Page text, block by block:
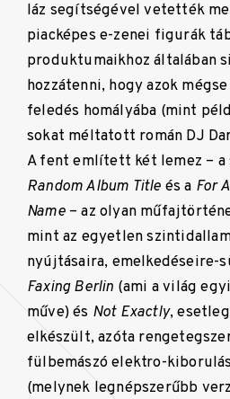
láz segítségével vetették
piacképes e-zenei figurák
produktumaikhoz általában
hozzátenni, hogy azok
feledés homályába (mint
sokat méltatott román DJ
A fent említett két lemez – a
Random Album Title és a For
Name– az olyan
mint az egyetlen
nyújtásaira, emelkedéseire-
Faxing Berlin (ami a világ
műve) és Not Exactly,
elkészült, azóta
fülbemászó elektro-
(melynek legnépszerűbb